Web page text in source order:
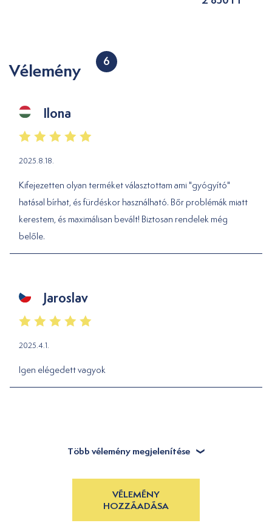
Vélemény 6
Ilona
2025.8.18.
Kifejezetten olyan terméket választottam ami "gyógyító"
hatásal bírhat, és fürdéskor használható. Bőr problémák miatt
kerestem, és maximálisan bevált! Biztosan rendelek még
belőle.
Jaroslav
2025.4.1.
Igen elégedett vagyok
Több vélemény megjelenítése
VÉLEMÉNY
HOZZÁADÁSA